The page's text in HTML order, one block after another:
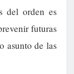
del orden es
futuras
asunto de las